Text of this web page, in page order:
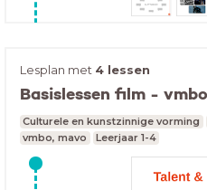
Lesplan met 4 lessen
Basislessen film - vmbo
Culturele en kunstzinnige vorming
vmbo, mavo
Leerjaar 1-4